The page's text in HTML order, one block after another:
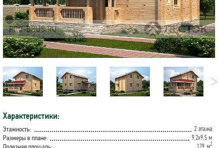
Характеристики:
Этажность: 2 этажа
Размеры в плане: 9,2х9,5 м
129 м2